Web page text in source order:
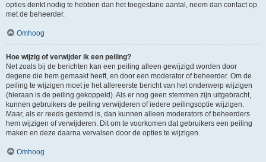
opties denkt nodig te hebben dan het toegestane aantal, neem dan contact op
met de beheerder.
Omhoog
Hoe wijzig of verwijder ik een peiling?
Net zoals bij de berichten kan een peiling alleen gewijzigd worden door
degene die hem gemaakt heeft, en door een moderator of beheerder. Om de
peiling te wijzigen moet je het allereerste bericht van het onderwerp wijzigen
(hieraan is de peiling gekoppeld). Als er nog geen stemmen zijn uitgebracht,
kunnen gebruikers de peiling verwijderen of iedere peilingsoptie wijzigen.
Maar, als er reeds gestemd is, dan kunnen alleen moderators of beheerders
hem wijzigen of verwijderen. Dit om te voorkomen dat gebruikers een peiling
maken en deze daarna vervalsen door de opties te wijzigen.
Omhoog